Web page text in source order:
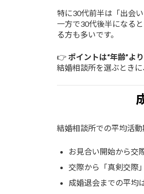
特に30代前半は「出会
一方で30代後半になる
る方も多いです。
👉 ポイントは“年齢”よ
結婚相談所を選ぶとき
結婚相談所での平均活
お見合い開始から交
交際から「真剣交際
成婚退会までの平均